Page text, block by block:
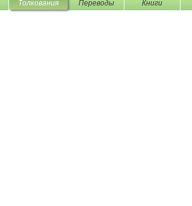
Толкования Переводы Книги